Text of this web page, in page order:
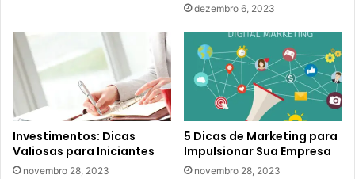
dezembro 6, 2023
Investimentos: Dicas
Valiosas para Iniciantes
novembro 28, 2023
5 Dicas de Marketing para
Impulsionar Sua Empresa
novembro 28, 2023